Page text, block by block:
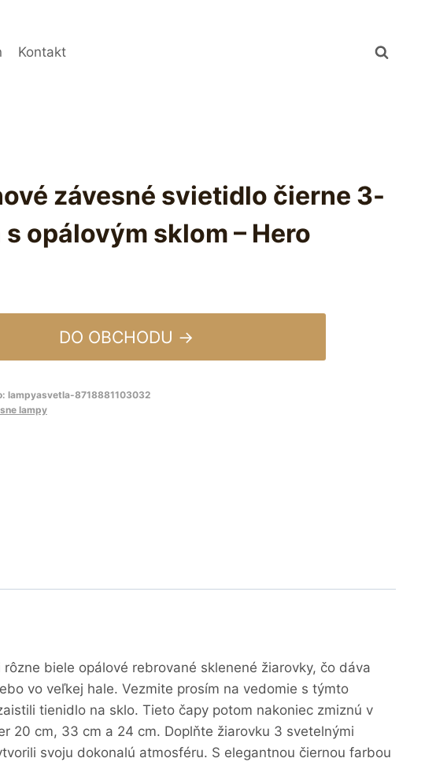
Kontakt
závesné svietidlo čierne 3-
opálovým sklom – Hero
DO OBCHODU →
lampyasvetla-8718881103032
lampy
biele opálové rebrované sklenené žiarovky, čo dáva
vo veľkej hale. Vezmite prosím na vedomie s týmto
tienidlo na sklo. Tieto čapy potom nakoniec zmiznú v
20 cm, 33 cm a 24 cm. Doplňte žiarovku 3 svetelnými
svoju dokonalú atmosféru. S elegantnou čiernou farbou